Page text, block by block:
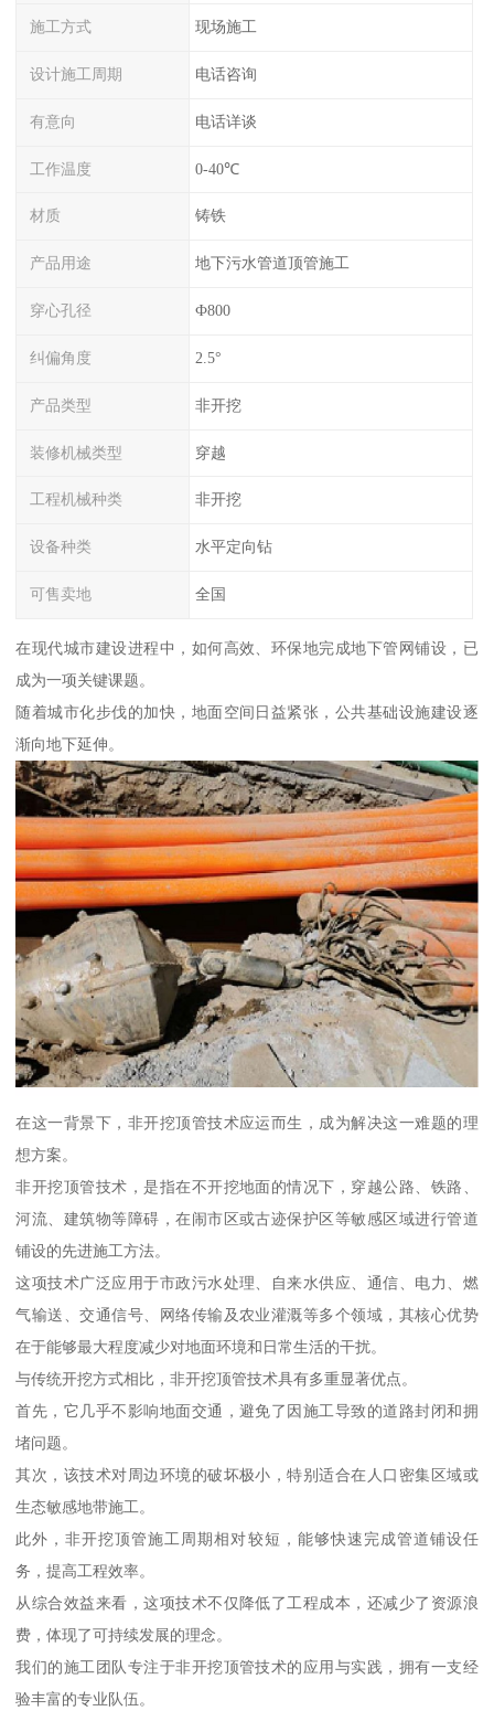
施工方式 现场施工
设计施工周期 电话咨询
有意向 电话详谈
工作温度 0-40℃
材质 铸铁
产品用途 地下污水管道顶管施工
穿心孔径 Ф800
纠偏角度 2.5°
产品类型 非开挖
装修机械类型 穿越
工程机械种类 非开挖
设备种类 水平定向钻
可售卖地 全国
在现代城市建设进程中，如何高效、环保地完成地下管网铺设，已
成为一项关键课题。
随着城市化步伐的加快，地面空间日益紧张，公共基础设施建设逐
渐向地下延伸。
在这一背景下，非开挖顶管技术应运而生，成为解决这一难题的理
想方案。
非开挖顶管技术，是指在不开挖地面的情况下，穿越公路、铁路、
河流、建筑物等障碍，在闹市区或古迹保护区等敏感区域进行管道
铺设的先进施工方法。
这项技术广泛应用于市政污水处理、自来水供应、通信、电力、燃
气输送、交通信号、网络传输及农业灌溉等多个领域，其核心优势
在于能够最大程度减少对地面环境和日常生活的干扰。
与传统开挖方式相比，非开挖顶管技术具有多重显著优点。
首先，它几乎不影响地面交通，避免了因施工导致的道路封闭和拥
堵问题。
其次，该技术对周边环境的破坏极小，特别适合在人口密集区域或
生态敏感地带施工。
此外，非开挖顶管施工周期相对较短，能够快速完成管道铺设任
务，提高工程效率。
从综合效益来看，这项技术不仅降低了工程成本，还减少了资源浪
费，体现了可持续发展的理念。
我们的施工团队专注于非开挖顶管技术的应用与实践，拥有一支经
验丰富的专业队伍。